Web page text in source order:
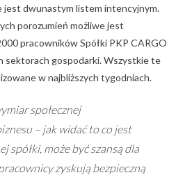
jest dwunastym listem intencyjnym.
porozumień możliwe jest
pracowników Spółki PKP CARGO
sektorach gospodarki. Wszystkie te
w najbliższych tygodniach.
społecznej
– jak widać to co jest
spółki, może być szansą dla
zyskują bezpieczną